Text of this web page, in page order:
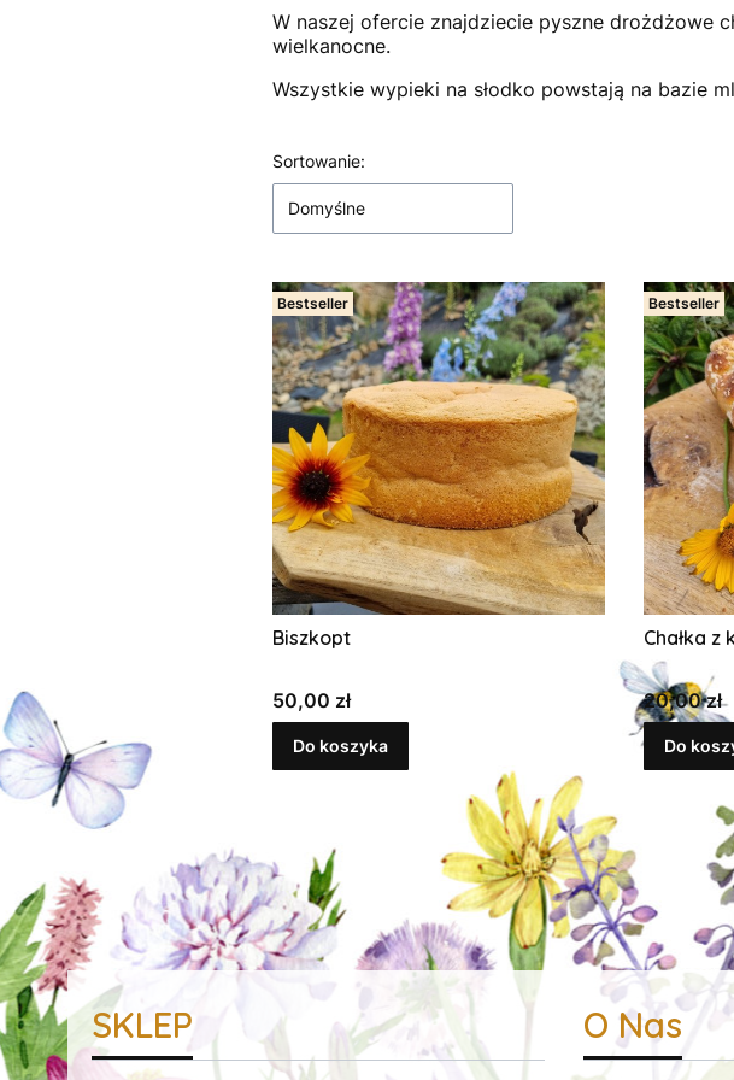
W naszej ofercie znajdziecie pyszne drożdżowe
wielkanocne.
Wszystkie wypieki na słodko powstają na bazie
Lista produktów
Sortowanie:
Domyślne
Bestseller
Biszkopt
Cena
50,00 zł
Do koszyka
Bestseller
Chałka z
Cena
20,00 zł
Do
SKLEP O Nas